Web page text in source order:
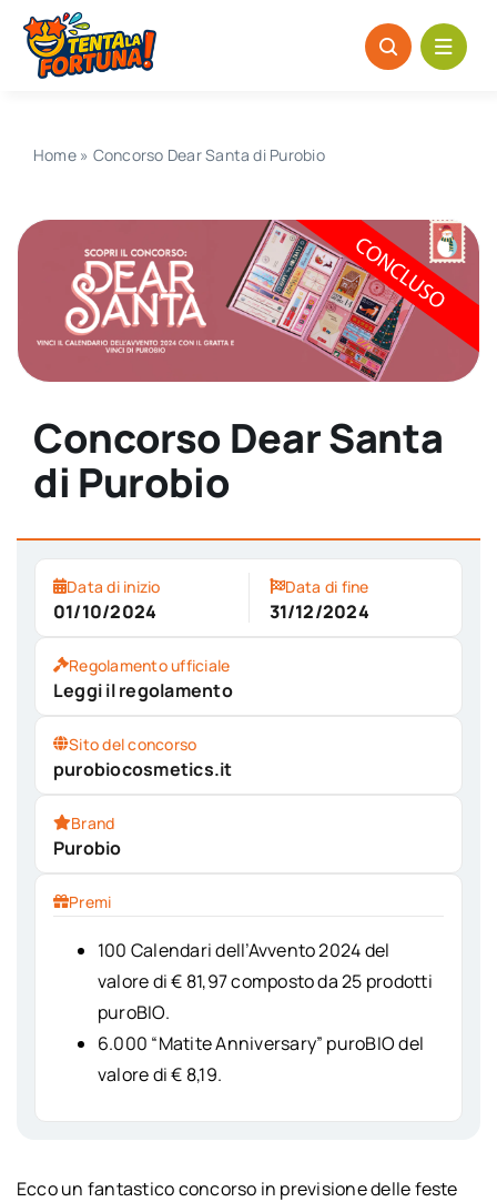
Salta
contenuto
Home» Concorso Dear Santa di Purobio
Concorso Dear Santa
di Purobio
Data di inizio
01/10/2024
Data di fine
31/12/2024
Regolamento ufficiale
Leggi il regolamento
Sito del concorso
purobiocosmetics.it
Brand
Purobio
Premi
100 Calendari dell’Avvento 2024 del
valore di € 81,97 composto da 25 prodotti
puroBIO.
6.000 “Matite Anniversary” puroBIO del
valore di € 8,19.
Ecco un fantastico concorso in previsione delle feste